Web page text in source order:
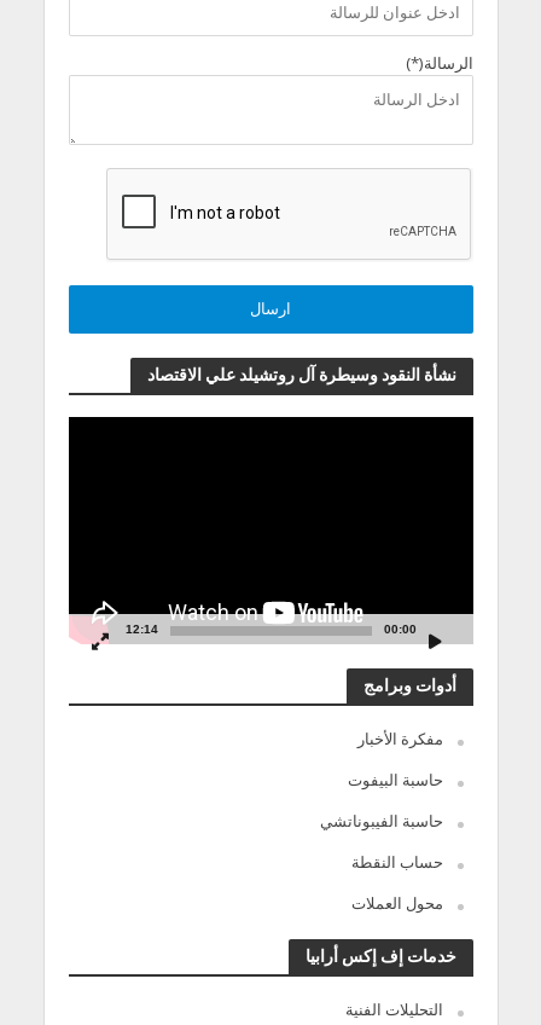
الرسالة(*)
نشأة النقود وسيطرة آل روتشيلد علي الاقتصاد
00:00
12:14
أدوات وبرامج
مفكرة الأخبار
حاسبة البيفوت
حاسبة الفيبوناتشي
حساب النقطة
محول العملات
خدمات إف إكس أرابيا
التحليلات الفنية